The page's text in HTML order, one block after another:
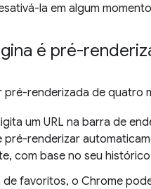
la em algum
é pré-
pré-renderizada de quatro
um URL na barra de
pré-renderizar
com base no seu
de favoritos, o Chrome